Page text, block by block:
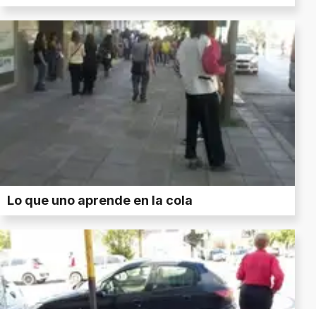
Lo que uno aprende en la cola